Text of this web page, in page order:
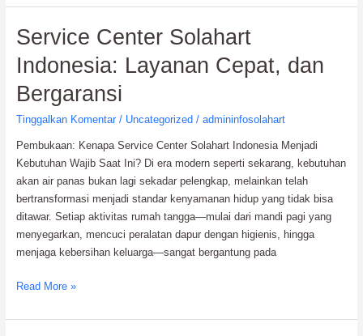
Service Center Solahart
Indonesia: Layanan Cepat, dan
Bergaransi
Tinggalkan Komentar / Uncategorized/ admininfosolahart
Pembukaan: Kenapa Service Center Solahart Indonesia Menjadi
Kebutuhan Wajib Saat Ini? Di era modern seperti sekarang, kebutuhan
akan air panas bukan lagi sekadar pelengkap, melainkan telah
bertransformasi menjadi standar kenyamanan hidup yang tidak bisa
ditawar. Setiap aktivitas rumah tangga—mulai dari mandi pagi yang
menyegarkan, mencuci peralatan dapur dengan higienis, hingga
menjaga kebersihan keluarga—sangat bergantung pada
Service
Center
Solahart
Indonesia:
Layanan
Cepat,
Read More »